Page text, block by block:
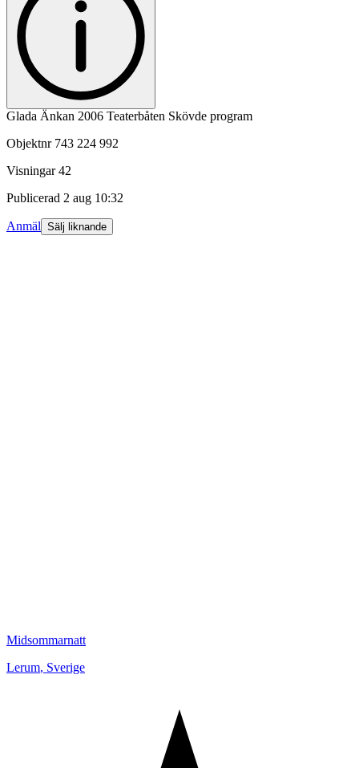
Glada Änkan 2006 Teaterbåten Skövde program
Objektnr 743 224 992
Visningar 42
Publicerad 2 aug 10:32
Anmäl Sälj liknande
Midsommarnatt
Lerum, Sverige